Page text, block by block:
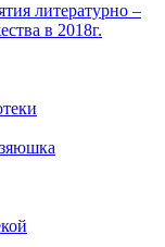
литературно –
в 2018г.